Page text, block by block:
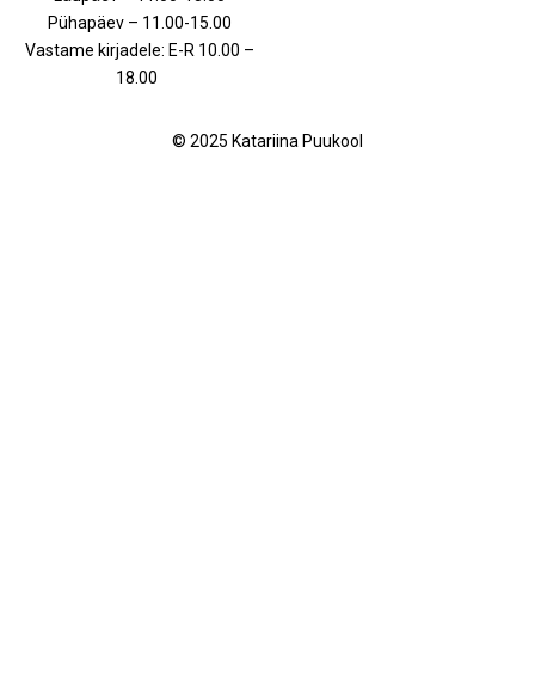
Pühapäev – 11.00-15.00
Vastame kirjadele: E-R 10.00 –
18.00
© 2025 Katariina Puukool